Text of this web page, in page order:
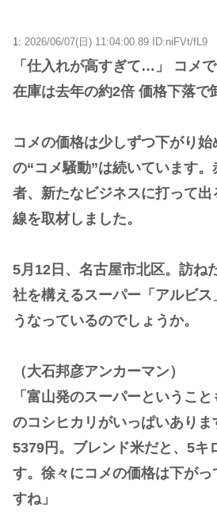
1: 2026/06/07(日) 11:04:00.89 ID:niFVt/fL9
「仕入れが高すぎて…」 コメ
在庫は去年の約2倍 価格下落で
コメの価格は少しずつ下がり
の“コメ騒動”は続いています
者、新たなビジネスに打って
線を取材しました。
5月12日、名古屋市北区。訪ね
社を構えるスーパー「アルビ
うなっているのでしょうか。
（大石邦彦アンカーマン）
「富山発のスーパーというこ
のコシヒカリがいっぱいあり
5379円。ブレンド米だと、5キ
す。徐々にコメの価格は下が
すね」